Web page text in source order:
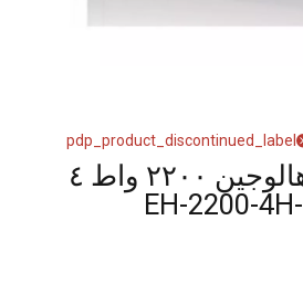
pdp_product_discontinued_label
دفاية كهربائية هالوجين ٢٢٠٠ واط ٤